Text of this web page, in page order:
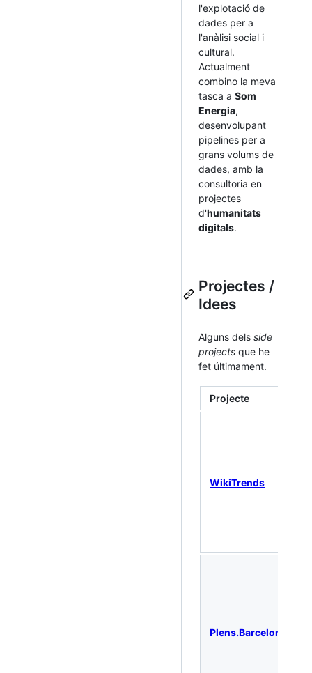
l'explotació de
dades per a
l'anàlisi social i
cultural.
Actualment
combino la meva
tasca a Som
Energia,
desenvolupant
pipelines per a
grans volums de
dades, amb la
consultoria en
projectes
d'humanitats
digitals.
Projectes /
Idees
Alguns dels side
projects que he
fet últimament.
Projecte
WikiTrends
Plens.Barcelona